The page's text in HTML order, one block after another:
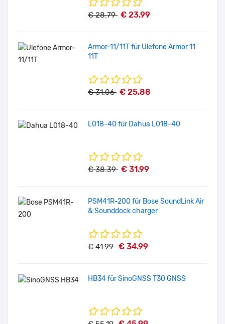
€ 28.79 € 23.99
Armor-11/11T für Ulefone Armor 11
11T
€ 31.06 € 25.88
L018-40 für Dahua L018-40
€ 38.39 € 31.99
PSM41R-200 für Bose SoundLink Air
& Sounddock charger
€ 41.99 € 34.99
HB34 für SinoGNSS T30 GNSS